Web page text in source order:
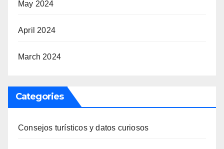
May 2024
April 2024
March 2024
Categories
Consejos turísticos y datos curiosos